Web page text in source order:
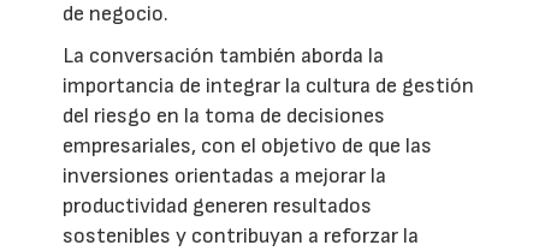
de negocio.
La conversación también aborda la
importancia de integrar la cultura de gestión
del riesgo en la toma de decisiones
empresariales, con el objetivo de que las
inversiones orientadas a mejorar la
productividad generen resultados
sostenibles y contribuyan a reforzar la